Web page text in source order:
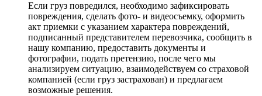
Если груз повредился, необходимо зафиксировать
повреждения, сделать фото- и видеосъемку, оформить
акт приемки с указанием характера повреждений,
подписанный представителем перевозчика, сообщить в
нашу компанию, предоставить документы и
фотографии, подать претензию, после чего мы
анализируем ситуацию, взаимодействуем со страховой
компанией (если груз застрахован) и предлагаем
возможные решения.